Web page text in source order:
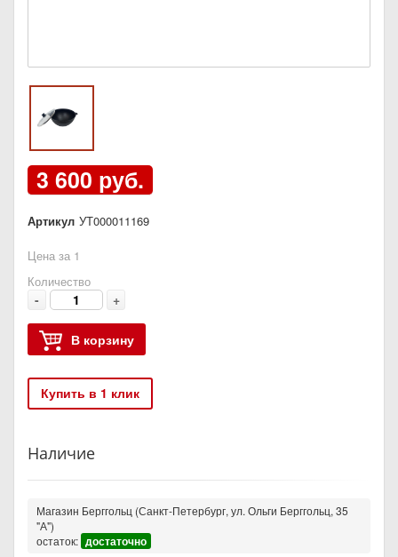
3 600 руб.
Артикул УТ000011169
Цена за 1
Количество
- +
В корзину
Купить в 1 клик
Наличие
Магазин Берггольц (Санкт-Петербург, ул. Ольги Берггольц, 35
"А")
остаток: достаточно